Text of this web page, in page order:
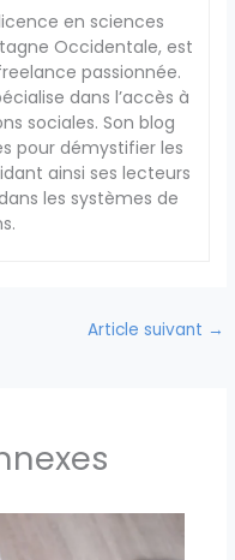
en sciences
Occidentale, est
passionnée.
dans l’accès à
sociales. Son blog
pour démystifier les
ainsi ses lecteurs
les systèmes de
Article suivant →